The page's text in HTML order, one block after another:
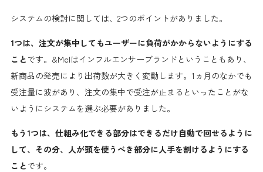
システムの検討に関しては、2つのポイントがありました。
1つは、注文が集中してもユーザーに負荷がかからないようにする
こと です。&Melはインフルエンサーブランドということもあり、
新商品の発売により出荷数が大きく変動します。1ヵ月のなかでも
受注量に波があり、注文の集中で受注が止まるといったことがな
いようにシステムを選ぶ必要がありました。
もう1つは、仕組み化できる部分はできるだけ自動で回せるように
して、その分、人が頭を使うべき部分に人手を割けるようにする
こと です。